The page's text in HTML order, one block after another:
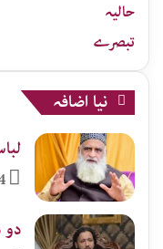
حالیہ
تبصرے
نیا اضافہ
4
دو